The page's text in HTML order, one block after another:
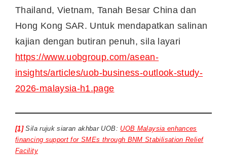
Thailand, Vietnam, Tanah Besar China dan
Hong Kong SAR. Untuk mendapatkan salinan
kajian dengan butiran penuh, sila layari
https://www.uobgroup.com/asean-
insights/articles/uob-business-outlook-study-
2026-malaysia-h1.page
[1]Sila rujuk siaran akhbar UOB: UOB Malaysia enhances
financing support for SMEs through BNM Stabilisation Relief
Facility